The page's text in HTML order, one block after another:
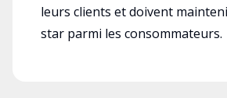
leurs clients et doivent
star parmi les consommateurs.